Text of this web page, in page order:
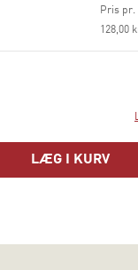
henvender
og
ved Aalborg
Pris pr.
128,00
LÆG I KURV